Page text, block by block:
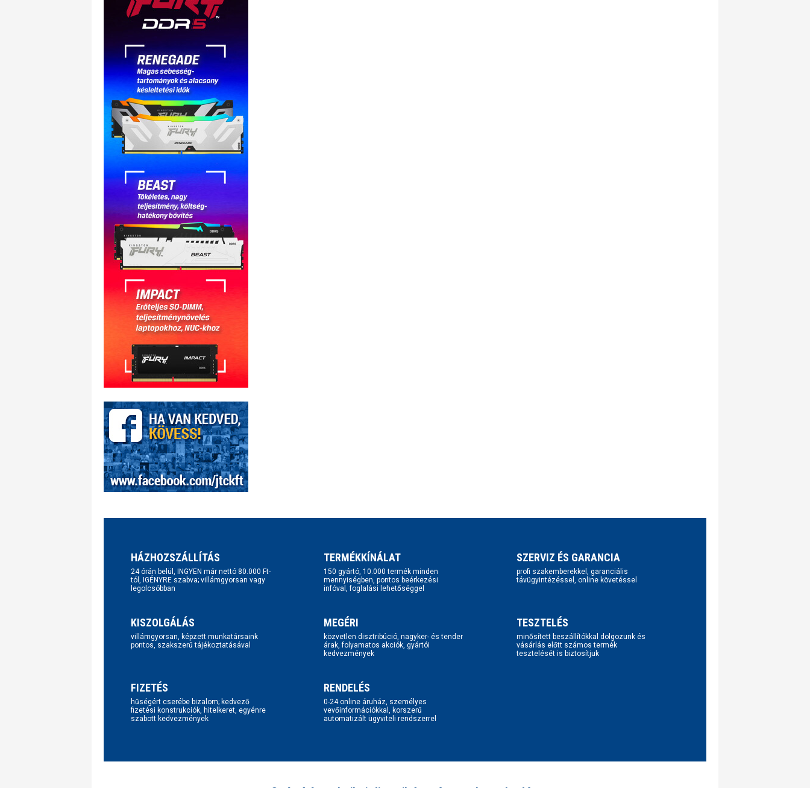
HÁZHOZSZÁLLÍTÁS
24 órán belül, INGYEN már nettó 80.000 Ft-
tól, IGÉNYRE szabva; villámgyorsan vagy
legolcsóbban
TERMÉKKÍNÁLAT
150 gyártó, 10.000 termék minden
mennyiségben, pontos beérkezési
infóval, foglalási lehetőséggel
SZERVIZ ÉS GARANCIA
profi szakemberekkel, garanciális
távügyintézéssel, online követéssel
KISZOLGÁLÁS
villámgyorsan, képzett munkatársaink
pontos, szakszerű tájékoztatásával
MEGÉRI
közvetlen disztribúció, nagyker- és tender
árak, folyamatos akciók, gyártói
kedvezmények
TESZTELÉS
minősített beszállítókkal dolgozunk és
vásárlás előtt számos termék
tesztelését is biztosítjuk
FIZETÉS
hűségért cserébe bizalom; kedvező
fizetési konstrukciók, hitelkeret, egyénre
szabott kedvezmények
RENDELÉS
0-24 online áruház, személyes
vevőinformációkkal, korszerű
automatizált ügyviteli rendszerrel